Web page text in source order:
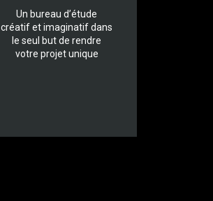
Un bureau d’étude
créatif et imaginatif dans
le seul but de rendre
votre projet unique